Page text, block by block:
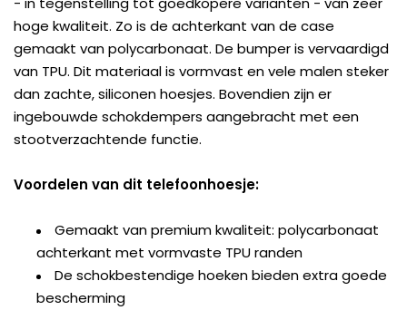
hoge kwaliteit. Zo is de achterkant van de case
gemaakt van polycarbonaat. De bumper is vervaardigd
van TPU. Dit materiaal is vormvast en vele malen steker
dan zachte, siliconen hoesjes. Bovendien zijn er
ingebouwde schokdempers aangebracht met een
stootverzachtende functie.
Voordelen van dit telefoonhoesje:
Gemaakt van premium kwaliteit: polycarbonaat
achterkant met vormvaste TPU randen
De schokbestendige hoeken bieden extra goede
bescherming